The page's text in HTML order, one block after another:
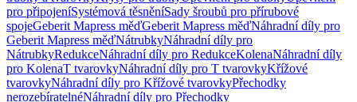
pro připojeníSystémová těsněníSady šroubů pro přírubové
spojeGeberit Mapress měďGeberit Mapress měďNáhradní díly pro
Geberit Mapress měďNátrubkyNáhradní díly pro
NátrubkyRedukceNáhradní díly pro RedukceKolenaNáhradní díly
pro KolenaT tvarovkyNáhradní díly pro T tvarovkyKřížové
tvarovkyNáhradní díly pro Křížové tvarovkyPřechodky
nerozebíratelnéNáhradní díly pro Přechodky